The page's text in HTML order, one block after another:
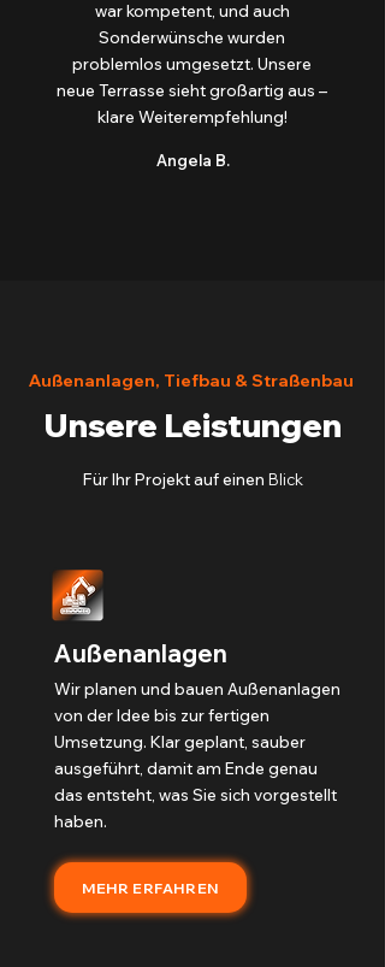
war kompetent, und auch
Sonderwünsche wurden
problemlos umgesetzt. Unsere
neue Terrasse sieht großartig aus –
klare Weiterempfehlung!
Angela B.
Außenanlagen, Tiefbau & Straßenbau
Unsere Leistungen
Für Ihr Projekt auf einen Blick
Außenanlagen
Wir planen und bauen Außenanlagen
von der Idee bis zur fertigen
Umsetzung. Klar geplant, sauber
ausgeführt, damit am Ende genau
das entsteht, was Sie sich vorgestellt
haben.
MEHR ERFAHREN